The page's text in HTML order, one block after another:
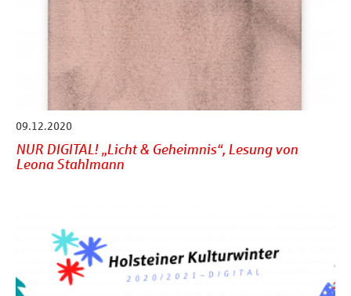
09.12.2020
NUR DIGITAL! „Licht & Geheimnis“, Lesung von
Leona Stahlmann